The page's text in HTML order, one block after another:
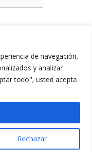
de navegación,
y analizar
todo", usted acepta
Rechazar